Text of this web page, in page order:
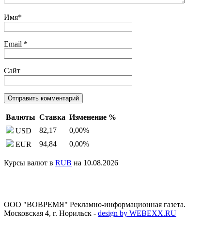
Имя*
Email *
Сайт
Валюты Ставка Изменение %
USD
82,17 0,00%
EUR
94,84 0,00%
Курсы валют в RUB на 10.08.2026
ООО "ВОВРЕМЯ" Рекламно-информационная газета.
Московская 4, г. Норильск - design by WEBEXX.RU